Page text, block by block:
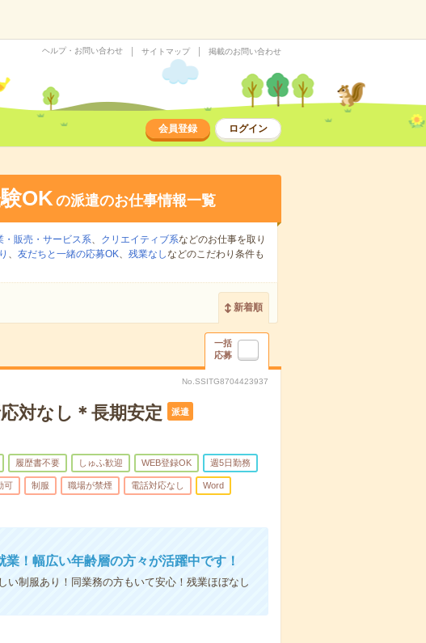
ヘルプ・お問い合わせ サイトマップ 掲載のお問い合わせ
会員登録 ログイン
OKの派遣のお仕事情報一覧
・販売・サービス系、 クリエイティブ系などのお仕事を取り
、 友だちと一緒の応募OK、 残業なしなどのこだわり条件も
新着順
一括
応募
No.SSITG8704423937
対なし＊長期安定 派遣
履歴書不要 しゅふ歓迎 WEB登録OK 週5日勤務
可 制服 職場が禁煙 電話対応なし Word
！幅広い年齢層の方々が活躍中です！
制服あり！同業務の方もいて安心！残業ほぼなし